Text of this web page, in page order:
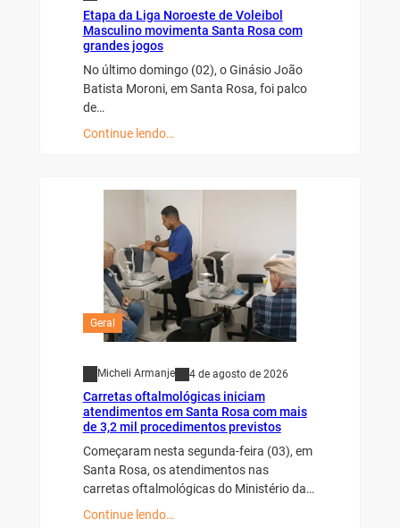
Etapa da Liga Noroeste de Voleibol
Masculino movimenta Santa Rosa com
grandes jogos
No último domingo (02), o Ginásio João
Batista Moroni, em Santa Rosa, foi palco
de…
Continue lendo…
Geral
Micheli Armanje 4 de agosto de 2026
Carretas oftalmológicas iniciam
atendimentos em Santa Rosa com mais
de 3,2 mil procedimentos previstos
Começaram nesta segunda-feira (03), em
Santa Rosa, os atendimentos nas
carretas oftalmológicas do Ministério da…
Continue lendo…